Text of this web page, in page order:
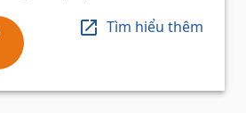
Tìm hiểu thêm